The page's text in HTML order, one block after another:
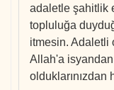
adaletle şahitlik
topluluğa
itmesin. Adaletli
Allah'a isyandan
olduklarınızdan